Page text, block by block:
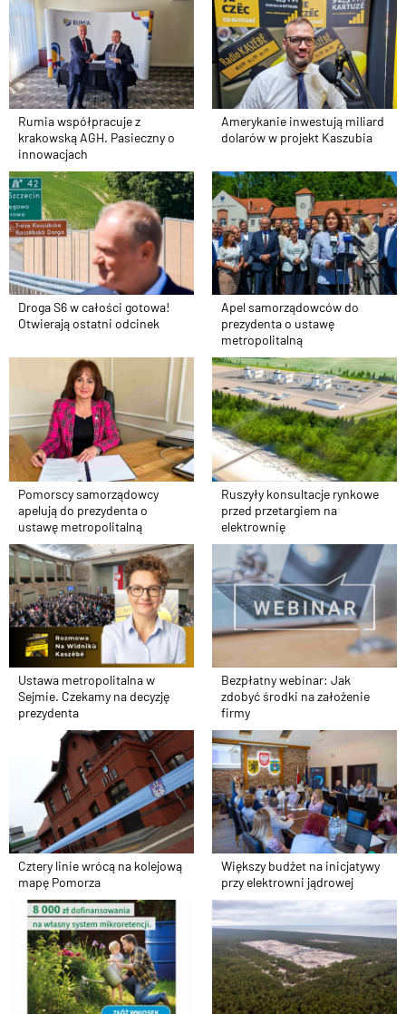
Rumia współpracuje z
krakowską AGH. Pasieczny o
innowacjach
Amerykanie inwestują miliard
dolarów w projekt Kaszubia
Droga S6 w całości gotowa!
Otwierają ostatni odcinek
Apel samorządowców do
prezydenta o ustawę
metropolitalną
Pomorscy samorządowcy
apelują do prezydenta o
ustawę metropolitalną
Ruszyły konsultacje rynkowe
przed przetargiem na
elektrownię
Ustawa metropolitalna w
Sejmie. Czekamy na decyzję
prezydenta
Bezpłatny webinar: Jak
zdobyć środki na założenie
firmy
Cztery linie wrócą na kolejową
mapę Pomorza
Większy budżet na inicjatywy
przy elektrowni jądrowej